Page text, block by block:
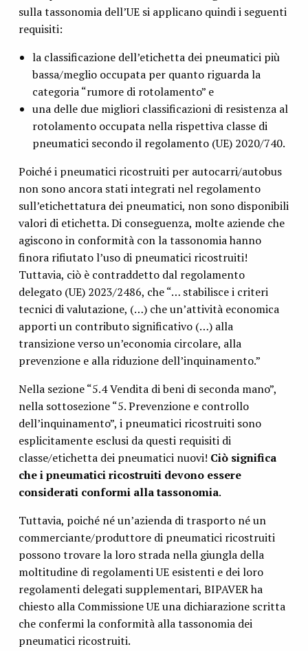
sulla tassonomia dell’UE si applicano quindi i seguenti
requisiti:
la classificazione dell’etichetta dei pneumatici più
bassa/meglio occupata per quanto riguarda la
categoria “rumore di rotolamento” e
una delle due migliori classificazioni di resistenza al
rotolamento occupata nella rispettiva classe di
pneumatici secondo il regolamento (UE) 2020/740.
Poiché i pneumatici ricostruiti per autocarri/autobus
non sono ancora stati integrati nel regolamento
sull’etichettatura dei pneumatici, non sono disponibili
valori di etichetta. Di conseguenza, molte aziende che
agiscono in conformità con la tassonomia hanno
finora rifiutato l’uso di pneumatici ricostruiti!
Tuttavia, ciò è contraddetto dal regolamento
delegato (UE) 2023/2486, che “… stabilisce i criteri
tecnici di valutazione, (…) che un’attività economica
apporti un contributo significativo (…) alla
transizione verso un’economia circolare, alla
prevenzione e alla riduzione dell’inquinamento.”
Nella sezione “5.4 Vendita di beni di seconda mano”,
nella sottosezione “5. Prevenzione e controllo
dell’inquinamento”, i pneumatici ricostruiti sono
esplicitamente esclusi da questi requisiti di
classe/etichetta dei pneumatici nuovi! Ciò significa
che i pneumatici ricostruiti devono essere
considerati conformi alla tassonomia.
Tuttavia, poiché né un’azienda di trasporto né un
commerciante/produttore di pneumatici ricostruiti
possono trovare la loro strada nella giungla della
moltitudine di regolamenti UE esistenti e dei loro
regolamenti delegati supplementari, BIPAVER ha
chiesto alla Commissione UE una dichiarazione scritta
che confermi la conformità alla tassonomia dei
pneumatici ricostruiti.